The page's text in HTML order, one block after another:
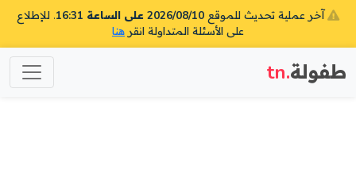
آخر عملية تحديث للموقع 2026/08/10 على الساعة 16:31
. للإطلاع
على الأسئلة المتداولة انقر هنا
طفولة.tn